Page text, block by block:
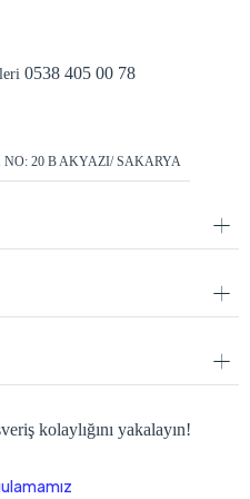
0538 405 00 78
20 B AKYAZI/ SAKARYA
kolaylığını yakalayın!